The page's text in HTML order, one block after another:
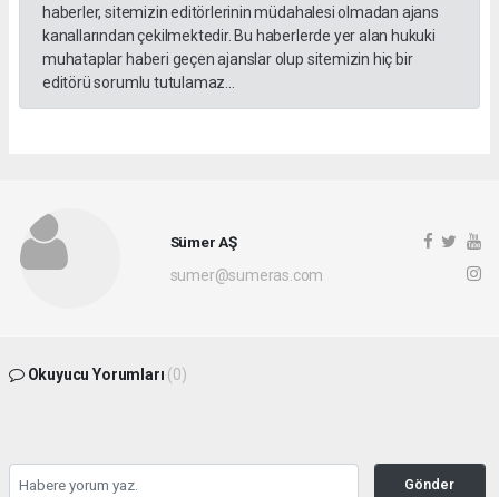
haberler, sitemizin editörlerinin müdahalesi olmadan ajans
kanallarından çekilmektedir. Bu haberlerde yer alan hukuki
muhataplar haberi geçen ajanslar olup sitemizin hiç bir
editörü sorumlu tutulamaz...
Sümer AŞ
sumer@sumeras.com
Okuyucu Yorumları (0)
Gönder